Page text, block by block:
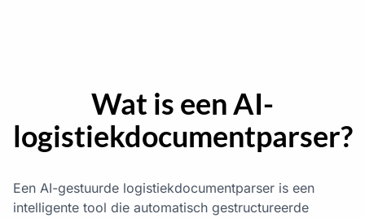
Wat is een AI-
logistiekdocumentparser?
Een AI-gestuurde logistiekdocumentparser is een
intelligente tool die automatisch gestructureerde